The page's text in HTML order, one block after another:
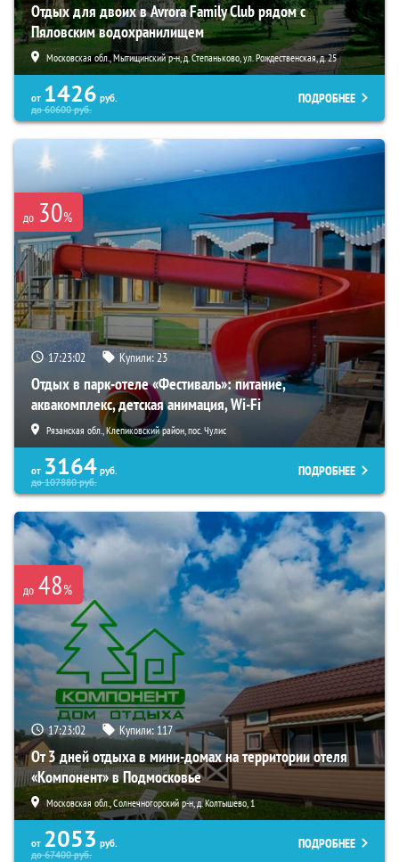
Отдых для двоих в Avrora Family Club рядом с
Пяловским водохранилищем
Московская обл., Мытищинский р-н, д. Степаньково, ул. Рождественская, д. 25
от 1426 руб.
до60600руб.
ПОДРОБНЕЕ
до 30%
17:23:02 Купили:23
Отдых в парк-отеле «Фестиваль»: питание,
аквакомплекс, детская анимация, Wi-Fi
Рязанская обл., Клепиковский район, пос. Чулис
от 3164 руб.
до107880руб.
ПОДРОБНЕЕ
до 48%
17:23:02 Купили: 117
От 3 дней отдыха в мини-домах на территории отеля
«Компонент» в Подмосковье
Московская обл., Солнечногорский р-н, д. Колтышево, 1
от 2053 руб.
до67400руб.
ПОДРОБНЕЕ